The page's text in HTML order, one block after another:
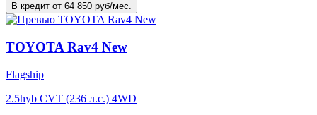
В кредит от 64 850 руб/мес.
TOYOTA Rav4 New
Flagship
2.5hyb CVT (236 л.с.) 4WD